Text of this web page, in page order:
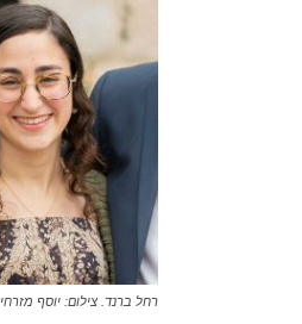
רחל ברנד. צילום: יוסף מזרחי